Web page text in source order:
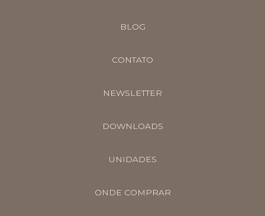
BLOG
CONTATO
NEWSLETTER
DOWNLOADS
UNIDADES
ONDE COMPRAR